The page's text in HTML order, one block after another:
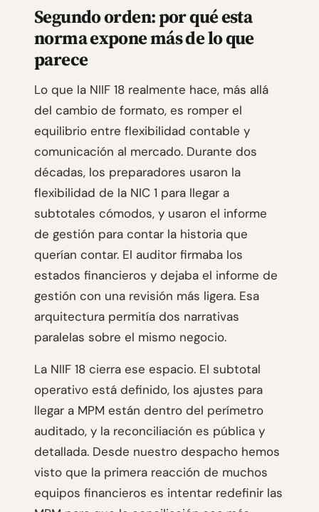
Segundo orden: por qué esta
norma expone más de lo que
parece
Lo que la NIIF 18 realmente hace, más allá
del cambio de formato, es romper el
equilibrio entre flexibilidad contable y
comunicación al mercado. Durante dos
décadas, los preparadores usaron la
flexibilidad de la NIC 1 para llegar a
subtotales cómodos, y usaron el informe
de gestión para contar la historia que
querían contar. El auditor firmaba los
estados financieros y dejaba el informe de
gestión con una revisión más ligera. Esa
arquitectura permitía dos narrativas
paralelas sobre el mismo negocio.
La NIIF 18 cierra ese espacio. El subtotal
operativo está definido, los ajustes para
llegar a MPM están dentro del perímetro
auditado, y la reconciliación es pública y
detallada. Desde nuestro despacho hemos
visto que la primera reacción de muchos
equipos financieros es intentar redefinir las